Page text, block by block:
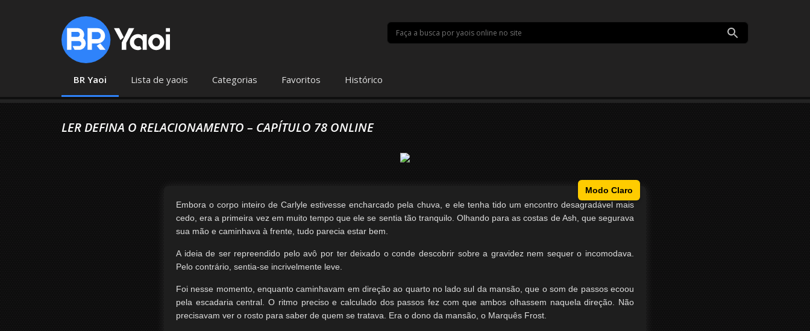
BR Yaoi Lista de yaois Categorias Favoritos Histórico
LER DEFINA O RELACIONAMENTO – CAPÍTULO 78 ONLINE
Modo Claro
Embora o corpo inteiro de Carlyle estivesse encharcado pela chuva, e ele tenha tido um encontro desagradável mais
cedo, era a primeira vez em muito tempo que ele se sentia tão tranquilo. Olhando para as costas de Ash, que segurava
sua mão e caminhava à frente, tudo parecia estar bem.
A ideia de ser repreendido pelo avô por ter deixado o conde descobrir sobre a gravidez nem sequer o incomodava.
Pelo contrário, sentia-se incrivelmente leve.
Foi nesse momento, enquanto caminhavam em direção ao quarto no lado sul da mansão, que o som de passos ecoou
pela escadaria central. O ritmo preciso e calculado dos passos fez com que ambos olhassem naquela direção. Não
precisavam ver o rosto para saber de quem se tratava. Era o dono da mansão, o Marquês Frost.